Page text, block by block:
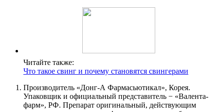
Читайте также:
Что такое свинг и почему становятся свингерами
Производитель «Донг-А Фармасьютикал», Корея.
Упаковщик и официальный представитель − «Валента-
фарм», РФ. Препарат оригинальный, действующим